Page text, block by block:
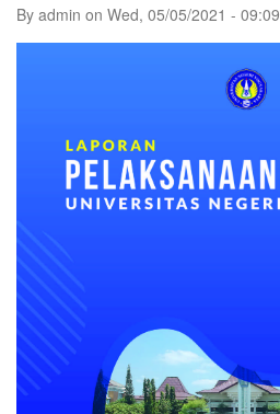
By admin on Wed, 05/05/2021 - 09:09